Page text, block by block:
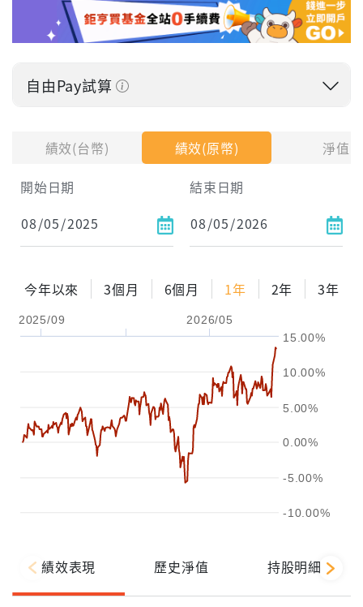
績效(台幣) 績效(原幣)
淨值
開始日期
結束日期
今年以來 3個月 6個月 1年 2年 3年
2025/09 2026/05
-10.00%
-5.00%
0.00%
5.00%
10.00%
15.00%
自由Pay試算
每月Pay出方式
依金額
依比例
0% 年化自由Pay率
試算
績效表現 歷史淨值 持股明細